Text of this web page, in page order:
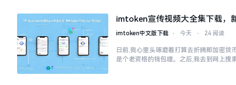
imtoken宣传视频大全集下载，
imtoken中文版下载 ⋅ 今天 ⋅ 24 阅读
日前,我心里头琢磨着打算去折腾那加密
是个老资格的钱包哩。之后,我去到网上搜